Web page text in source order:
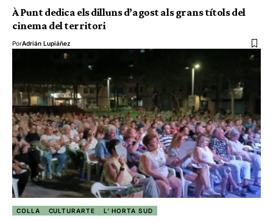
À Punt dedica els dilluns d’agost als grans títols del
cinema del territori
PorAdrián Lupiáñez
COLLA CULTURARTE L' HORTA SUD